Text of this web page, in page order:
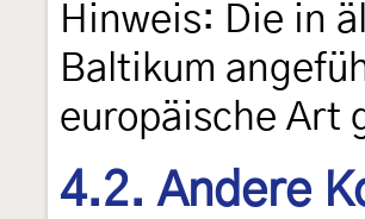
Hinweis: Die in
Baltikum
europäische Art
4.2. Andere